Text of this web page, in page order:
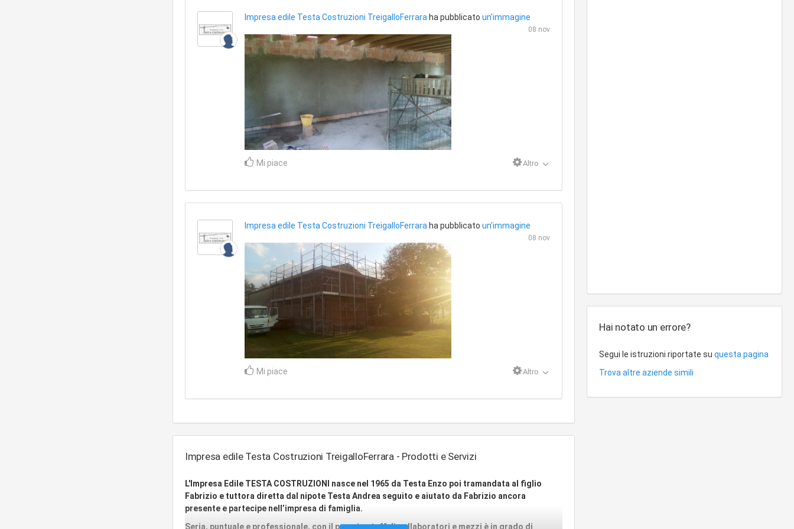
Impresa edile Testa Costruzioni TreigalloFerrara ha pubblicato un'immagine
08 nov
Mi piace Altro
Impresa edile Testa Costruzioni TreigalloFerrara ha pubblicato un'immagine
08 nov
Mi piace Altro
Impresa edile Testa Costruzioni TreigalloFerrara - Prodotti e Servizi
L'Impresa Edile TESTA COSTRUZIONI nasce nel 1965 da Testa Enzo poi tramandata al figlio
Fabrizio e tuttora diretta dal nipote Testa Andrea seguito e aiutato da Fabrizio ancora
presente e partecipe nell’impresa di famiglia.
Seria, puntuale e professionale, con il proprio staff di collaboratori e mezzi è in grado di
Hai notato un errore?
Segui le istruzioni riportate suquesta pagina
Trova altre aziende simili